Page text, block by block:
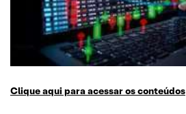
Clique aqui para acessar os conteúdos